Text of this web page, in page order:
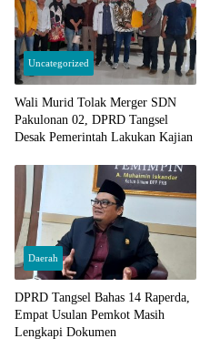
Uncategorized
Wali Murid Tolak Merger SDN
Pakulonan 02, DPRD Tangsel
Desak Pemerintah Lakukan Kajian
Daerah
DPRD Tangsel Bahas 14 Raperda,
Empat Usulan Pemkot Masih
Lengkapi Dokumen